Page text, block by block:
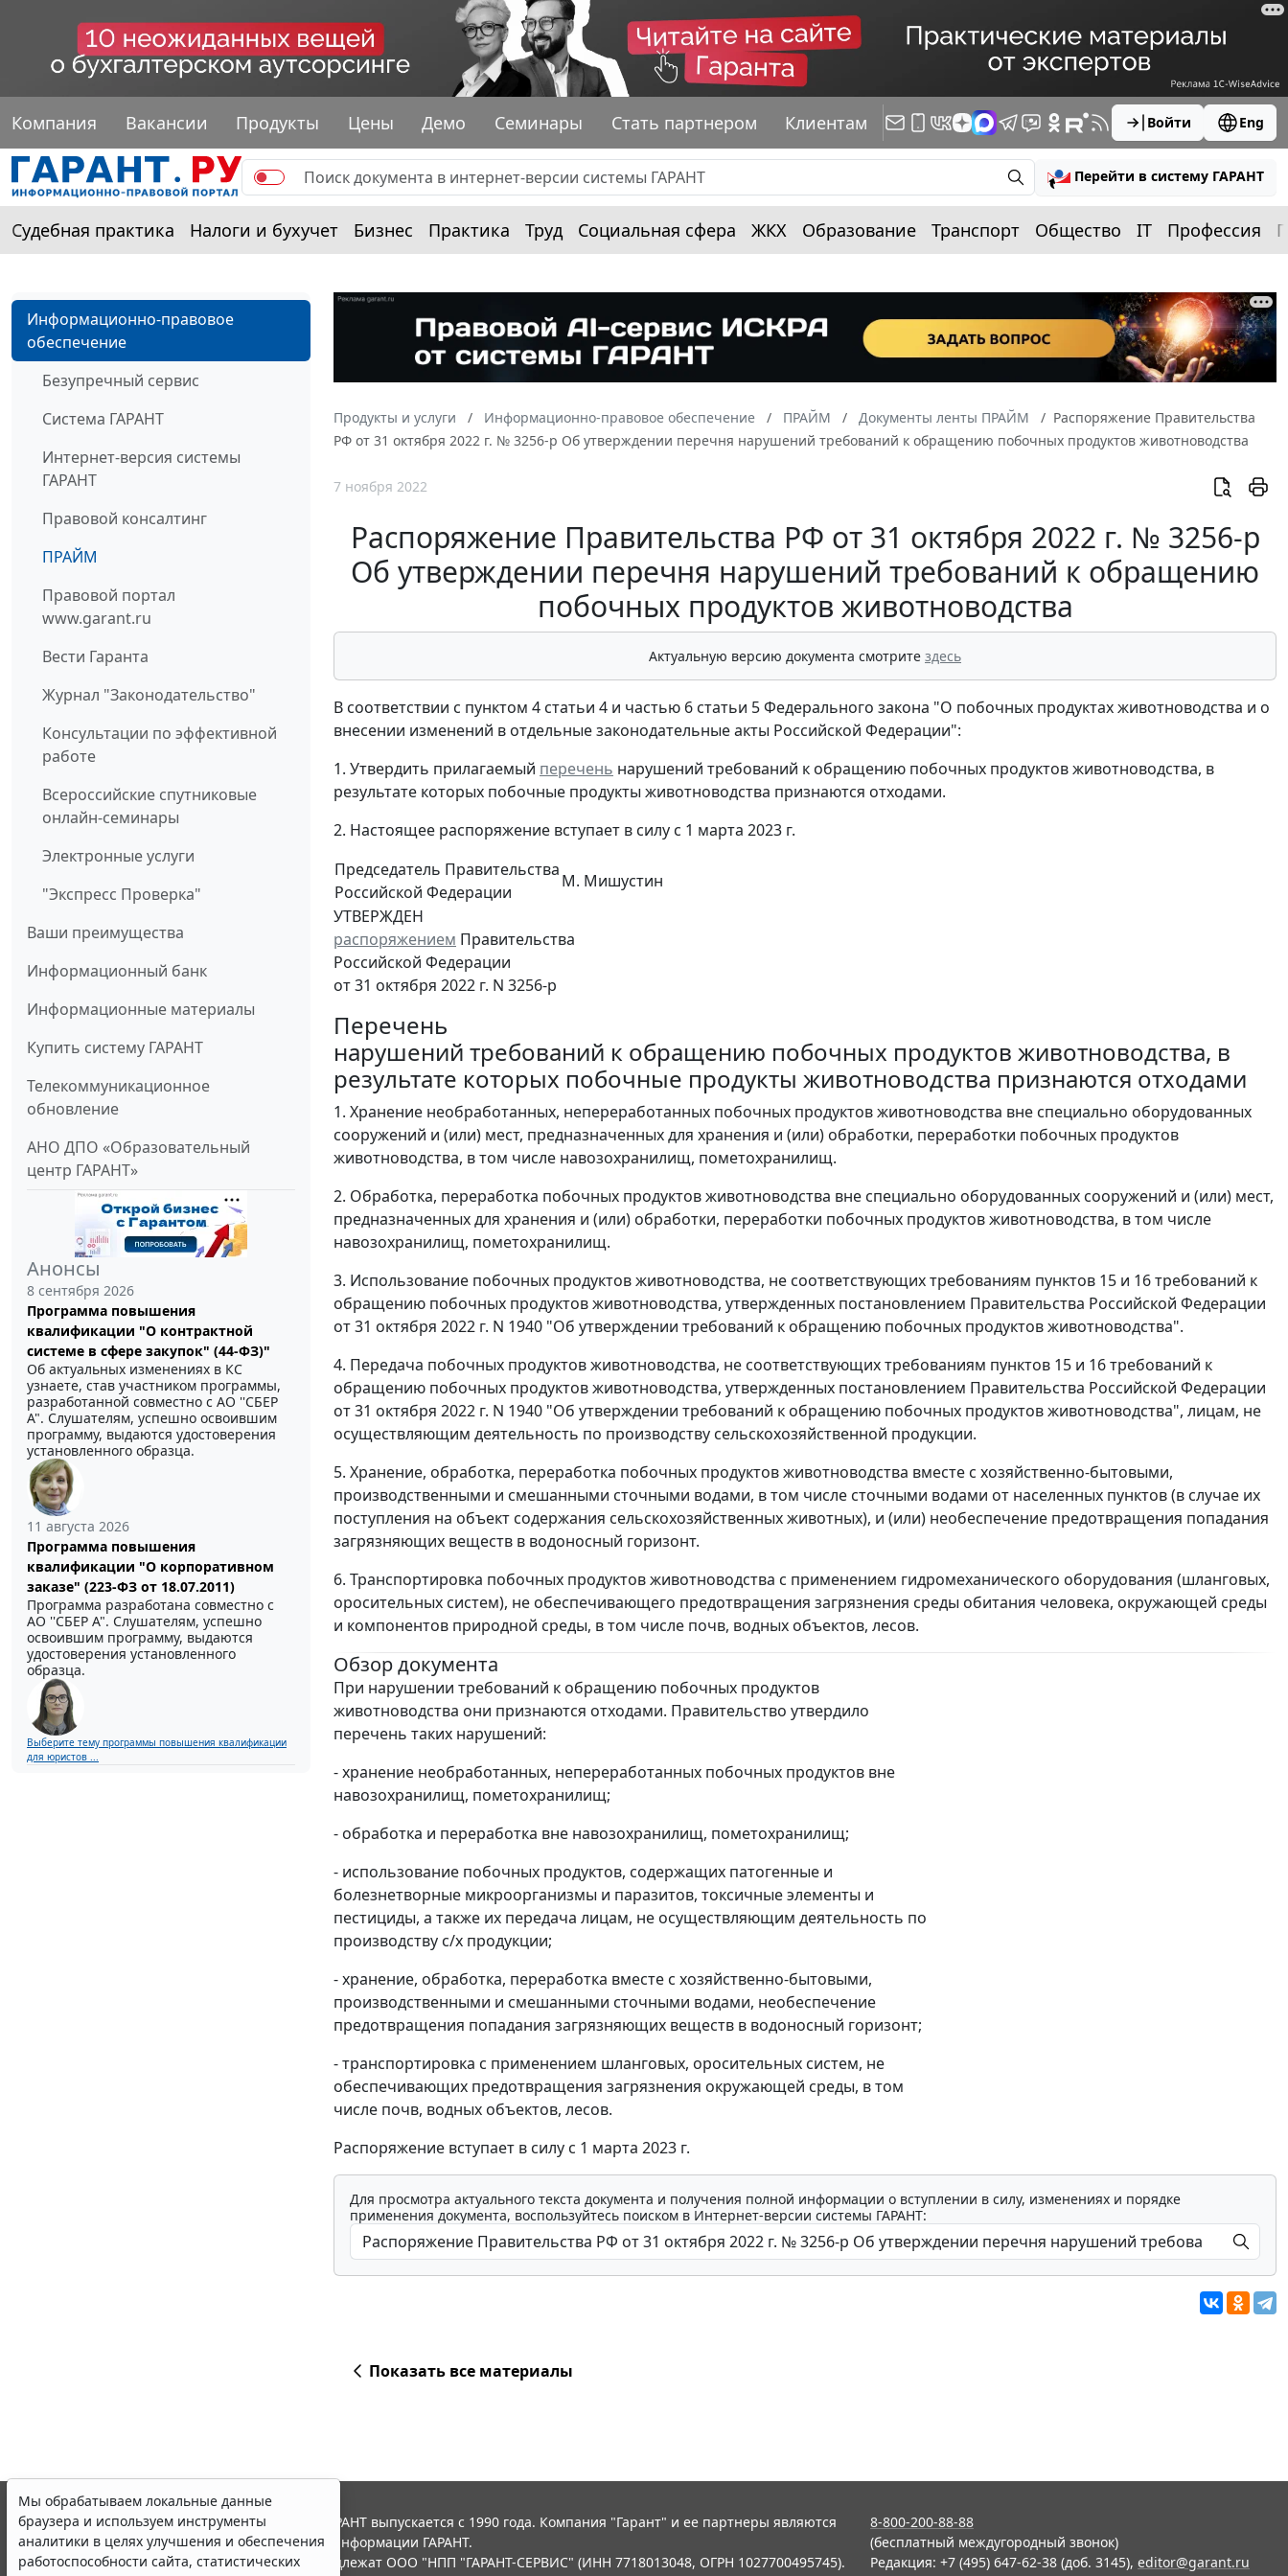
Компания Вакансии Продукты Цены Демо Семинары Стать партнером Клиентам Войти Eng
Перейти в систему ГАРАНТ
Судебная практика Налоги и бухучет Бизнес Практика Труд Социальная сфера ЖКХ Образование Транспорт Общество IT Профессия
Информационно-правовое
обеспечение
Безупречный сервис
Система ГАРАНТ
Интернет-версия системы
ГАРАНТ
Правовой консалтинг
ПРАЙМ
Правовой портал
www.garant.ru
Вести Гаранта
Журнал "Законодательство"
Консультации по эффективной
работе
Всероссийские спутниковые
онлайн-семинары
Электронные услуги
"Экспресс Проверка"
Ваши преимущества
Информационный банк
Информационные материалы
Купить систему ГАРАНТ
Телекоммуникационное
обновление
АНО ДПО «Образовательный
центр ГАРАНТ»
Анонсы
8 сентября 2026
Программа повышения
квалификации "О контрактной
системе в сфере закупок" (44-ФЗ)"
Об актуальных изменениях в КС
узнаете, став участником программы,
разработанной совместно с АО ''СБЕР
А". Слушателям, успешно освоившим
программу, выдаются удостоверения
установленного образца.
11 августа 2026
Программа повышения
квалификации "О корпоративном
заказе" (223-ФЗ от 18.07.2011)
Программа разработана совместно с
АО ''СБЕР А". Слушателям, успешно
освоившим программу, выдаются
удостоверения установленного
образца.
Выберите тему программы повышения квалификации
для юристов ...
Продукты и услуги Информационно-правовое обеспечение ПРАЙМ Документы ленты ПРАЙМ
Распоряжение Правительства
РФ от 31 октября 2022 г. № 3256-р Об утверждении перечня нарушений требований к обращению побочных продуктов животноводства
7 ноября 2022
Распоряжение Правительства РФ от 31 октября 2022 г. № 3256-р
Об утверждении перечня нарушений требований к обращению
побочных продуктов животноводства
Актуальную версию документа смотрите здесь
В соответствии с пунктом 4 статьи 4 и частью 6 статьи 5 Федерального закона "О побочных продуктах животноводства и о
внесении изменений в отдельные законодательные акты Российской Федерации":
1. Утвердить прилагаемый перечень нарушений требований к обращению побочных продуктов животноводства, в
результате которых побочные продукты животноводства признаются отходами.
2. Настоящее распоряжение вступает в силу с 1 марта 2023 г.
Председатель Правительства
Российской Федерации
М. Мишустин
УТВЕРЖДЕН
распоряжением Правительства
Российской Федерации
от 31 октября 2022 г. N 3256-р
Перечень
нарушений требований к обращению побочных продуктов животноводства, в
результате которых побочные продукты животноводства признаются отходами
1. Хранение необработанных, непереработанных побочных продуктов животноводства вне специально оборудованных
сооружений и (или) мест, предназначенных для хранения и (или) обработки, переработки побочных продуктов
животноводства, в том числе навозохранилищ, пометохранилищ.
2. Обработка, переработка побочных продуктов животноводства вне специально оборудованных сооружений и (или) мест,
предназначенных для хранения и (или) обработки, переработки побочных продуктов животноводства, в том числе
навозохранилищ, пометохранилищ.
3. Использование побочных продуктов животноводства, не соответствующих требованиям пунктов 15 и 16 требований к
обращению побочных продуктов животноводства, утвержденных постановлением Правительства Российской Федерации
от 31 октября 2022 г. N 1940 "Об утверждении требований к обращению побочных продуктов животноводства".
4. Передача побочных продуктов животноводства, не соответствующих требованиям пунктов 15 и 16 требований к
обращению побочных продуктов животноводства, утвержденных постановлением Правительства Российской Федерации
от 31 октября 2022 г. N 1940 "Об утверждении требований к обращению побочных продуктов животноводства", лицам, не
осуществляющим деятельность по производству сельскохозяйственной продукции.
5. Хранение, обработка, переработка побочных продуктов животноводства вместе с хозяйственно-бытовыми,
производственными и смешанными сточными водами, в том числе сточными водами от населенных пунктов (в случае их
поступления на объект содержания сельскохозяйственных животных), и (или) необеспечение предотвращения попадания
загрязняющих веществ в водоносный горизонт.
6. Транспортировка побочных продуктов животноводства с применением гидромеханического оборудования (шланговых,
оросительных систем), не обеспечивающего предотвращения загрязнения среды обитания человека, окружающей среды
и компонентов природной среды, в том числе почв, водных объектов, лесов.
Обзор документа
При нарушении требований к обращению побочных продуктов
животноводства они признаются отходами. Правительство утвердило
перечень таких нарушений:
- хранение необработанных, непереработанных побочных продуктов вне
навозохранилищ, пометохранилищ;
- обработка и переработка вне навозохранилищ, пометохранилищ;
- использование побочных продуктов, содержащих патогенные и
болезнетворные микроорганизмы и паразитов, токсичные элементы и
пестициды, а также их передача лицам, не осуществляющим деятельность по
производству с/х продукции;
- хранение, обработка, переработка вместе с хозяйственно-бытовыми,
производственными и смешанными сточными водами, необеспечение
предотвращения попадания загрязняющих веществ в водоносный горизонт;
- транспортировка с применением шланговых, оросительных систем, не
обеспечивающих предотвращения загрязнения окружающей среды, в том
числе почв, водных объектов, лесов.
Распоряжение вступает в силу с 1 марта 2023 г.
Для просмотра актуального текста документа и получения полной информации о вступлении в силу, изменениях и порядке
применения документа, воспользуйтесь поиском в Интернет-версии системы ГАРАНТ:
Показать все материалы
Мы обрабатываем локальные данные
браузера и используем инструменты
аналитики в целях улучшения и обеспечения
работоспособности сайта, статистических
© ООО "НПП "ГАРАНТ-СЕРВИС", 2026. Система ГАРАНТ выпускается с 1990 года. Компания "Гарант" и ее партнеры являются
участниками Российской ассоциации правовой информации ГАРАНТ.
Все права на материалы сайта ГАРАНТ.РУ принадлежат ООО "НПП "ГАРАНТ-СЕРВИС" (ИНН 7718013048, ОГРН 1027700495745).
8-800-200-88-88
(бесплатный междугородный звонок)
Редакция: +7 (495) 647-62-38 (доб. 3145), editor@garant.ru